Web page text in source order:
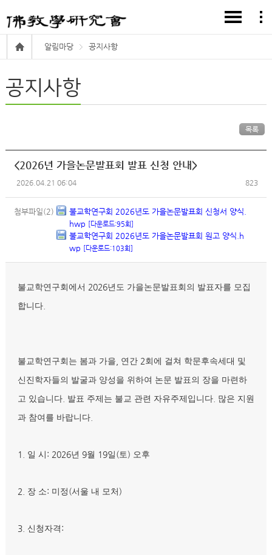
알림마당 공지사항
공지사항
목록
<2026년 가을논문발표회 발표 신청 안내>
2026.04.21 06:04 823
첨부파일(2)
불교학연구회 2026년도 가을논문발표회 신청서 양식.
hwp [다운로드:95회]
불교학연구회 2026년도 가을논문발표회 원고 양식.h
wp [다운로드:103회]
불교학연구회에서 2026년도 가을논문발표회의 발표자를 모집
합니다
불교학연구회는 봄과 가을 연간 2회에 걸쳐 학문후속세대 및
신진학자들의 발굴과 양성을 위하여 논문 발표의 장을 마련하
고 있습니다 발표 주제는 불교 관련 자유주제입니다 많은 지원
과 참여를 바랍니다
1. 일 시 : 2026년 9월 19일 (토) 오후
2. 장 소: 미정 (서울 내 모처 )
3. 신청자격 :